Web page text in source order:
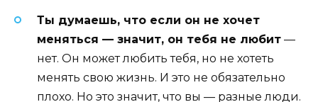
Ты думаешь, что если он не хочет
меняться — значит, он тебя не любит —
нет. Он может любить тебя, но не хотеть
менять свою жизнь. И это не обязательно
плохо. Но это значит, что вы — разные люди.